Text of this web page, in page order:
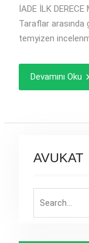
İADE İLK
Taraflar arasında
temyizen
Devamını Oku
AVUKAT
for: